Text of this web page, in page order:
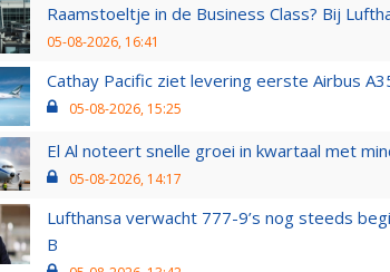
Raamstoeltje in de Business Class? Bij
05-08-2026, 16:41
Cathay Pacific ziet levering eerste Airbus
05-08-2026, 15:25
El Al noteert snelle groei in kwartaal met
05-08-2026, 14:17
Lufthansa verwacht 777-9’s nog steeds
B